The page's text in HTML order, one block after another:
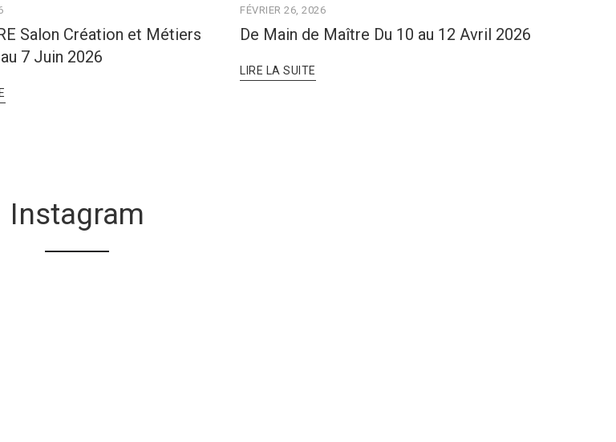
Salon Création et Métiers
7 Juin 2026
FÉVRIER 26, 2026
De Main de Maître Du 10 au 12 Avril 2026
LIRE LA SUITE
Instagram